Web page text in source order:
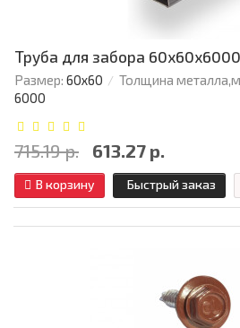
Труба для забора
Размер: 60х60 Толщина
6000
715.19 р. 613.27 р.
В корзину Быстрый заказ